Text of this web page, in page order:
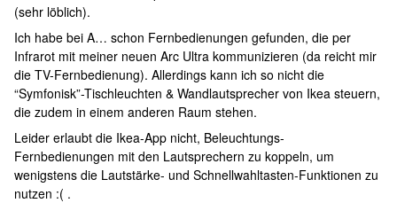
(sehr löblich).
Ich habe bei A… schon Fernbedienungen gefunden, die per
Infrarot mit meiner neuen Arc Ultra kommunizieren (da reicht mir
die TV-Fernbedienung). Allerdings kann ich so nicht die
“Symfonisk”-Tischleuchten & Wandlautsprecher von Ikea steuern,
die zudem in einem anderen Raum stehen.
Leider erlaubt die Ikea-App nicht, Beleuchtungs-
Fernbedienungen mit den Lautsprechern zu koppeln, um
wenigstens die Lautstärke- und Schnellwahltasten-Funktionen zu
nutzen :( .